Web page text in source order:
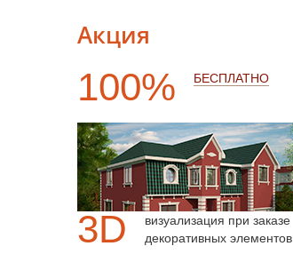
Акция
100% БЕСПЛАТНО
3D
визуализация при заказе
декоративных элементов